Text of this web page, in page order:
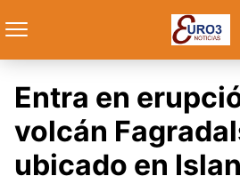
Entra en
volcán
ubicado en